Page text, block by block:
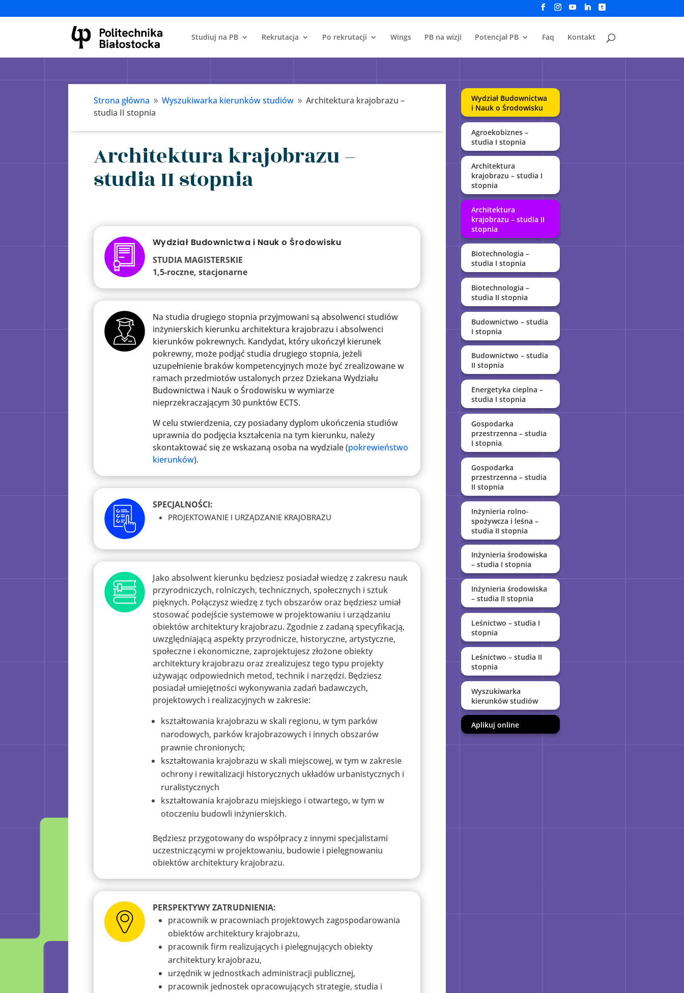
Studiuj na PB Rekrutacja Po rekrutacji Wings PB na wizji Potencjał PB Faq Kontakt
Strona główna 9 Wyszukiwarka kierunków studiów 9 Architektura krajobrazu –
studia II stopnia
Architektura krajobrazu –
studia II stopnia
Wydział Budownictwa i Nauk o Środowisku
STUDIA MAGISTERSKIE
1,5-roczne, stacjonarne
Na studia drugiego stopnia przyjmowani są absolwenci studiów
inżynierskich kierunku architektura krajobrazu i absolwenci
kierunków pokrewnych. Kandydat, który ukończył kierunek
pokrewny, może podjąć studia drugiego stopnia, jeżeli
uzupełnienie braków kompetencyjnych może być zrealizowane w
ramach przedmiotów ustalonych przez Dziekana Wydziału
Budownictwa i Nauk o Środowisku w wymiarze
nieprzekraczającym 30 punktów ECTS.
W celu stwierdzenia, czy posiadany dyplom ukończenia studiów
uprawnia do podjęcia kształcenia na tym kierunku, należy
skontaktować się ze wskazaną osoba na wydziale (pokrewieństwo
kierunków).
SPECJALNOŚCI:
PROJEKTOWANIE I URZĄDZANIE KRAJOBRAZU
Jako absolwent kierunku będziesz posiadał wiedzę z zakresu nauk
przyrodniczych, rolniczych, technicznych, społecznych i sztuk
pięknych. Połączysz wiedzę z tych obszarów oraz będziesz umiał
stosować podejście systemowe w projektowaniu i urządzaniu
obiektów architektury krajobrazu. Zgodnie z zadaną specyfikacją,
uwzględniającą aspekty przyrodnicze, historyczne, artystyczne,
społeczne i ekonomiczne, zaprojektujesz złożone obiekty
architektury krajobrazu oraz zrealizujesz tego typu projekty
używając odpowiednich metod, technik i narzędzi. Będziesz
posiadał umiejętności wykonywania zadań badawczych,
projektowych i realizacyjnych w zakresie:
kształtowania krajobrazu w skali regionu, w tym parków
narodowych, parków krajobrazowych i innych obszarów
prawnie chronionych;
kształtowania krajobrazu w skali miejscowej, w tym w zakresie
ochrony i rewitalizacji historycznych układów urbanistycznych i
ruralistycznych
kształtowania krajobrazu miejskiego i otwartego, w tym w
otoczeniu budowli inżynierskich.
Będziesz przygotowany do współpracy z innymi specjalistami
uczestniczącymi w projektowaniu, budowie i pielęgnowaniu
obiektów architektury krajobrazu.
PERSPEKTYWY ZATRUDNIENIA:
pracownik w pracowniach projektowych zagospodarowania
obiektów architektury krajobrazu,
pracownik firm realizujących i pielęgnujących obiekty
architektury krajobrazu,
urzędnik w jednostkach administracji publicznej,
pracownik jednostek opracowujących strategie, studia i
Wydział Budownictwa
i Nauk o Środowisku
Agroekobiznes –
studia I stopnia
Architektura
krajobrazu – studia I
stopnia
Architektura
krajobrazu – studia II
stopnia
Biotechnologia –
studia I stopnia
Biotechnologia –
studia II stopnia
Budownictwo – studia
I stopnia
Budownictwo – studia
II stopnia
Energetyka cieplna –
studia I stopnia
Gospodarka
przestrzenna – studia
I stopnia
Gospodarka
przestrzenna – studia
II stopnia
Inżynieria rolno-
spożywcza i leśna –
studia II stopnia
Inżynieria środowiska
– studia I stopnia
Inżynieria środowiska
– studia II stopnia
Leśnictwo – studia I
stopnia
Leśnictwo – studia II
stopnia
Wyszukiwarka
kierunków studiów
Aplikuj online